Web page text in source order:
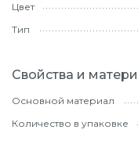
Цвет
Тип
Свойства и
Основной материал
Количество в упаковке